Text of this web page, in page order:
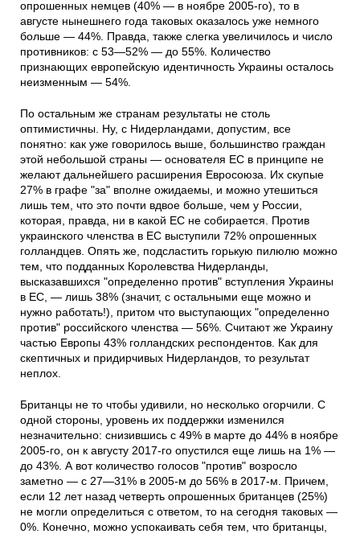
опрошенных немцев (40% — в ноябре 2005-го), то в
августе нынешнего года таковых оказалось уже немного
больше — 44%. Правда, также слегка увеличилось и число
противников: с 53—52% — до 55%. Количество
признающих европейскую идентичность Украины осталось
неизменным — 54%.
По остальным же странам результаты не столь
оптимистичны. Ну, с Нидерландами, допустим, все
понятно: как уже говорилось выше, большинство граждан
этой небольшой страны — основателя ЕС в принципе не
желают дальнейшего расширения Евросоюза. Их скупые
27% в графе "за" вполне ожидаемы, и можно утешиться
лишь тем, что это почти вдвое больше, чем у России,
которая, правда, ни в какой ЕС не собирается. Против
украинского членства в ЕС выступили 72% опрошенных
голландцев. Опять же, подсластить горькую пилюлю можно
тем, что подданных Королевства Нидерланды,
высказавшихся "определенно против" вступления Украины
в ЕС, — лишь 38% (значит, с остальными еще можно и
нужно работать!), притом что выступающих "определенно
против" российского членства — 56%. Считают же Украину
частью Европы 43% голландских респондентов. Как для
скептичных и придирчивых Нидерландов, то результат
неплох.
Британцы не то чтобы удивили, но несколько огорчили. С
одной стороны, уровень их поддержки изменился
незначительно: снизившись с 49% в марте до 44% в ноябре
2005-го, он к августу 2017-го опустился еще лишь на 1% —
до 43%. А вот количество голосов "против" возросло
заметно — с 27—31% в 2005-м до 56% в 2017-м. Причем,
если 12 лет назад четверть опрошенных британцев (25%)
не могли определиться с ответом, то на сегодня таковых —
0%. Конечно, можно успокаивать себя тем, что британцы,